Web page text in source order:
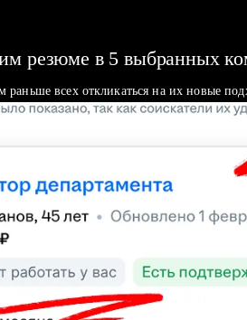
резюме в 5 выбранных
раньше всех откликаться на их новые